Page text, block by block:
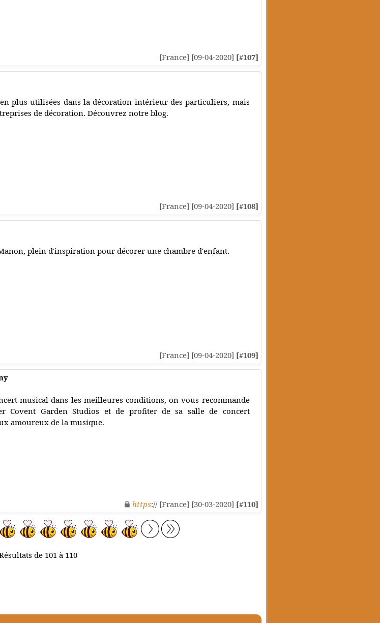
[France] [09-04-2020] [#107]
plus utilisées dans la décoration intérieur des particuliers, mais
de décoration. Découvrez notre blog.
[France] [09-04-2020] [#108]
plein d'inspiration pour décorer une chambre d'enfant.
[France] [09-04-2020] [#109]
musical dans les meilleures conditions, on vous recommande
Covent Garden Studios et de profiter de sa salle de concert
amoureux de la musique.
https:// [France] [30-03-2020] [#110]
de 101 à 110